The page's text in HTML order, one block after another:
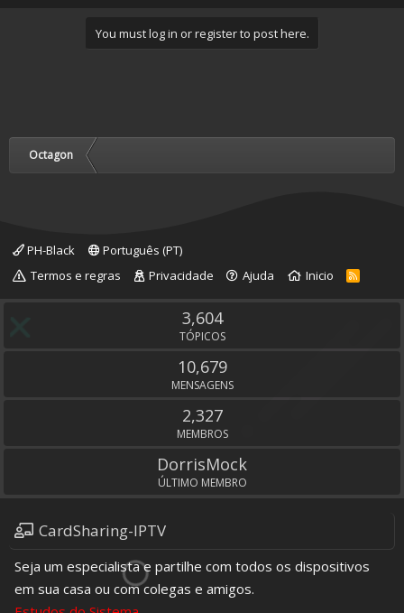
You must log in or register to post here.
Octagon
PH-Black
Português (PT)
Termos e regras
Privacidade Ajuda Inicio
R
3,604
TÓPICOS
10,679
MENSAGENS
2,327
MEMBROS
DorrisMock
ÚLTIMO MEMBRO
CardSharing-IPTV
Seja um especialista e partilhe com todos os dispositivos
em sua casa ou com colegas e amigos.